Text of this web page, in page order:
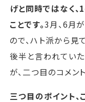
げと同時ではなく
ことです。3月、6月
ので、ハト派から
後半と言われてい
が、二つ目のコメン
三つ目のポイント